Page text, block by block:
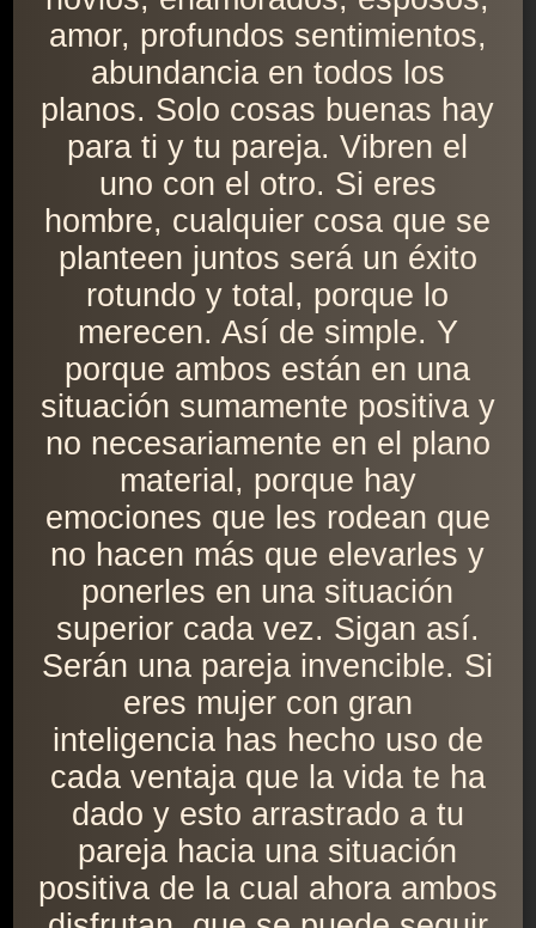
amor, profundos sentimientos,
abundancia en todos los
planos. Solo cosas buenas hay
para ti y tu pareja. Vibren el
uno con el otro. Si eres
hombre, cualquier cosa que se
planteen juntos será un éxito
rotundo y total, porque lo
merecen. Así de simple. Y
porque ambos están en una
situación sumamente positiva y
no necesariamente en el plano
material, porque hay
emociones que les rodean que
no hacen más que elevarles y
ponerles en una situación
superior cada vez. Sigan así.
Serán una pareja invencible. Si
eres mujer con gran
inteligencia has hecho uso de
cada ventaja que la vida te ha
dado y esto arrastrado a tu
pareja hacia una situación
positiva de la cual ahora ambos